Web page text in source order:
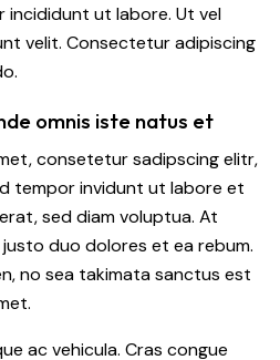
incididunt ut labore. Ut vel
velit. Consectetur adipiscing
omnis iste natus et
consetetur sadipscing elitr,
tempor invidunt ut labore et
sed diam voluptua. At
duo dolores et ea rebum.
no sea takimata sanctus est
ac vehicula. Cras congue